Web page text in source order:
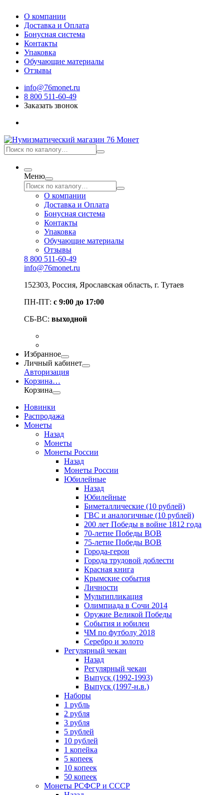
О компании
Доставка и Оплата
Бонусная система
Контакты
Упаковка
Обучающие материалы
Отзывы
info@76monet.ru
8 800 511-60-49
Заказать звонок
Меню
О компании
Доставка и Оплата
Бонусная система
Контакты
Упаковка
Обучающие материалы
Отзывы
8 800 511-60-49
info@76monet.ru
152303, Россия, Ярославская область, г. Тутаев
ПН-ПТ: с 9:00 до 17:00
СБ-ВС: выходной
Избранное
Личный кабинет
Авторизация
Корзина…
Корзина
Новинки
Распродажа
Монеты
Назад
Монеты
Монеты России
Назад
Монеты России
Юбилейные
Назад
Юбилейные
Биметаллические (10 рублей)
ГВС и аналогичные (10 рублей)
200 лет Победы в войне 1812 года
70-летие Победы ВОВ
75-летие Победы ВОВ
Города-герои
Города трудовой доблести
Красная книга
Крымские события
Личности
Мультипликация
Олимпиада в Сочи 2014
Оружие Великой Победы
События и юбилеи
ЧМ по футболу 2018
Серебро и золото
Регулярный чекан
Назад
Регулярный чекан
Выпуск (1992-1993)
Выпуск (1997-н.в.)
Наборы
1 рубль
2 рубля
3 рубля
5 рублей
10 рублей
1 копейка
5 копеек
10 копеек
50 копеек
Монеты РСФСР и СССР